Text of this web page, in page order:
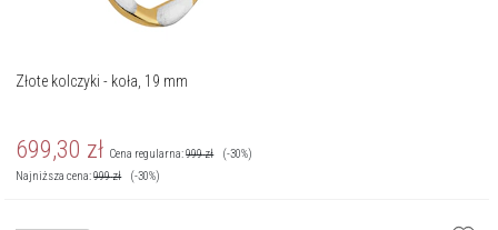
Złote kolczyki - koła, 19 mm
699,30 zł Cena regularna:999zł
(-30%)
Najniższa cena:999zł (-30%)